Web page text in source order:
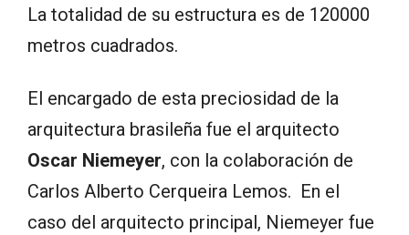
La totalidad de su estructura es de 120000
metros cuadrados.
El encargado de esta preciosidad de la
arquitectura brasileña fue el arquitecto
Oscar Niemeyer, con la colaboración de
Carlos Alberto Cerqueira Lemos. En el
caso del arquitecto principal, Niemeyer fue